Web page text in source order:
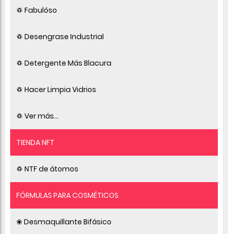
♽ Fabulóso
♽ Desengrase Industrial
♽ Detergente Más Blacura
♽ Hacer Limpia Vidrios
♽ Ver más...
TIENDA NFT
♽ NTF de átomos
FÓRMULAS PARA COSMÉTICOS
❀ Desmaquillante Bifásico